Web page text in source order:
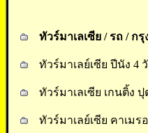
ทัวร์มาเลเซีย / รถ / ก
ทัวร์มาเลย์เซีย ปีนัง 4
ทัวร์มาเลเซีย เกนติ้ง
ทัวร์มาเลย์เซีย คาเมร